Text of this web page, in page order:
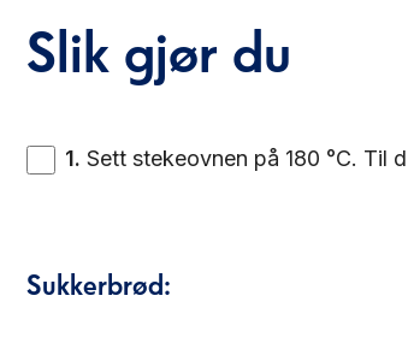
Slik gjør du
1. Sett stekeovnen på 180 °C. Til
Sukkerbrød: